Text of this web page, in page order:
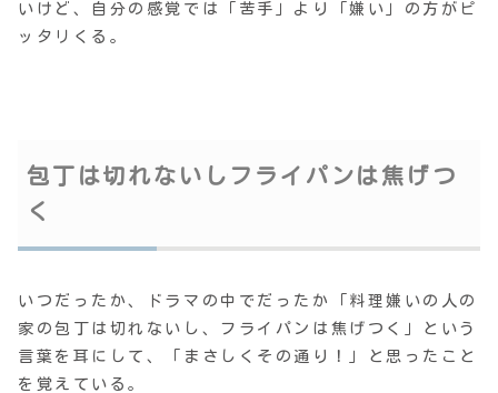
いけど、自分の感覚では「苦手」より「嫌い」の方がピ
ッタリくる。
包丁は切れないしフライパンは焦げつ
く
いつだったか、ドラマの中でだったか「料理嫌いの人の
家の包丁は切れないし、フライパンは焦げつく」という
言葉を耳にして、「まさしくその通り！」と思ったこと
を覚えている。